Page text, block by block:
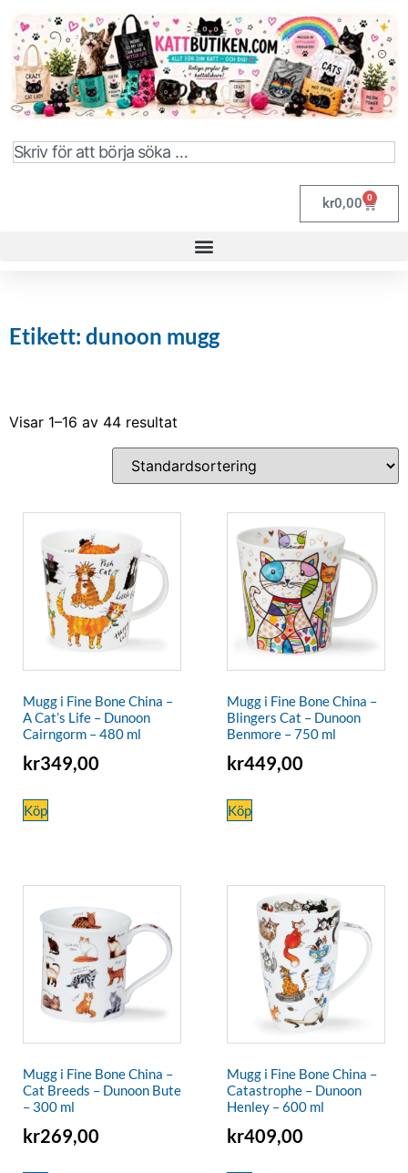
kr0,00 0
Etikett: dunoon mugg
Visar 1–16 av 44 resultat
Mugg i Fine Bone China –
A Cat’s Life – Dunoon
Cairngorm – 480 ml
kr349,00
Köp
Mugg i Fine Bone China –
Blingers Cat – Dunoon
Benmore – 750 ml
kr449,00
Köp
Mugg i Fine Bone China –
Cat Breeds – Dunoon Bute
– 300 ml
kr269,00
Mugg i Fine Bone China –
Catastrophe – Dunoon
Henley – 600 ml
kr409,00